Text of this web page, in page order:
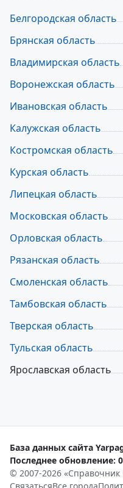
Белгородская область
Брянская область
Владимирская область
Воронежская область
Ивановская область
Калужская область
Костромская область
Курская область
Липецкая область
Московская область
Орловская область
Рязанская область
Смоленская область
Тамбовская область
Тверская область
Тульская область
Ярославская область
База данных сайта
Последнее обновление:
© 2007-2026